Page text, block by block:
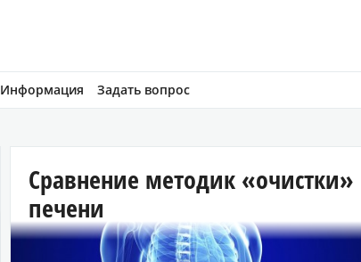
Информация Задать вопрос
Сравнение методик «очистки»
печени